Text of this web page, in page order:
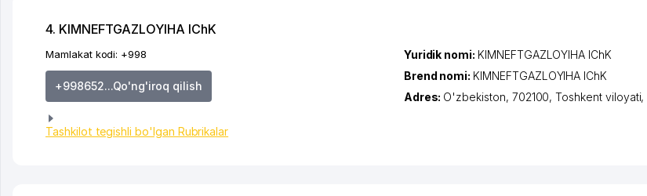
4. KIMNEFTGAZLOYIHA IChK
Mamlakat kodi: +998
+998652...Qo'ng'iroq qilish
Tashkilot tegishli bo'lgan Rubrikalar
Yuridik nomi: KIMNEFTGAZLOYIHA IChK
Brend nomi: KIMNEFTGAZLOYIHA IChK
Adres: O'zbekiston, 702100,Toshkent viloyati,